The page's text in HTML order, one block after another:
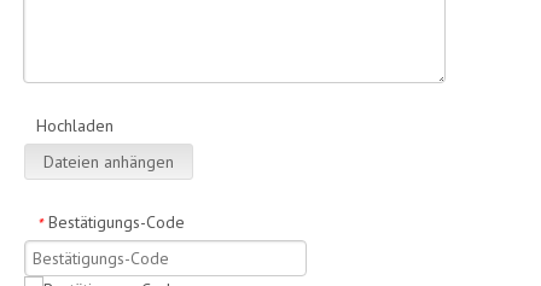
Hochladen
Dateien anhängen
* Bestätigungs-Code